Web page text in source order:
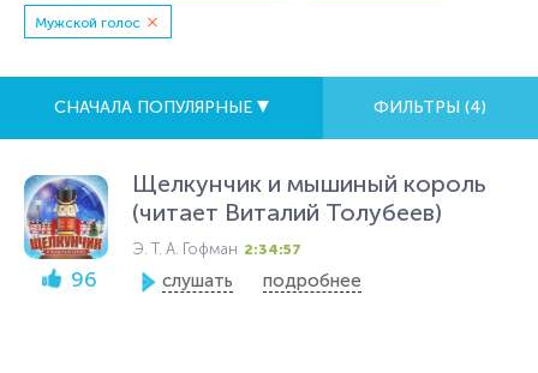
Мужской голос
СНАЧАЛА ПОПУЛЯРНЫЕ ФИЛЬТРЫ (4)
96
Щелкунчик и мышиный король
(читает Виталий Толубеев)
Э. Т. А. Гофман 2:34:57
слушать подробнее